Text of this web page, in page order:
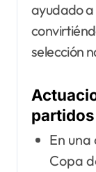
ayudado
selección
En
Copa